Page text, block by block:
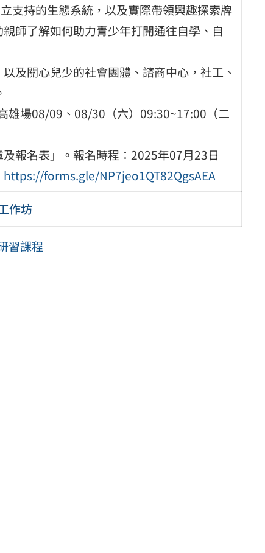
支持的生態系統，以及實際帶領興趣探索牌
師了解如何助力青少年打開通往自學、自
及關心兒少的社會團體、諮商中心，社工、
雄場08/09、08/30（六）09:30~17:00（二
報名表」。報名時程：2025年07月23日
https://forms.gle/NP7jeo1QT82QgsAEA
作坊
習課程